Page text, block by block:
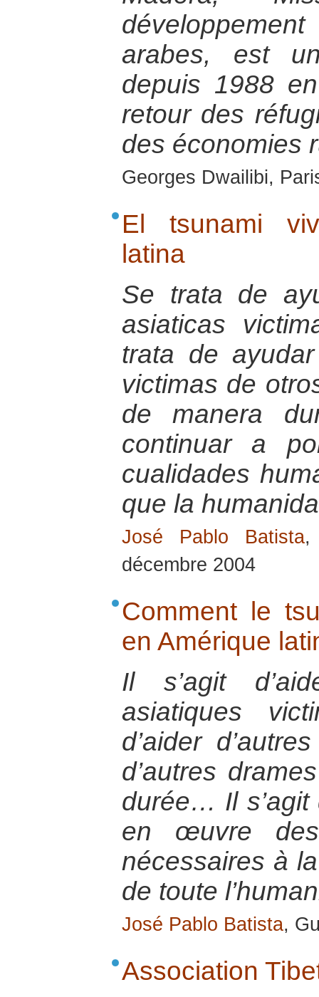
arabes, est
depuis 1988
retour des
des économies
Georges Dwailibi,
El tsunami
latina
Se trata de
asiaticas
trata de
victimas de
de manera
continuar a
cualidades
que la
José Pablo Batista,
décembre 2004
Comment le
en Amérique
Il s’agit
asiatiques
d’aider
d’autres
durée… Il s’agit
en œuvre des
nécessaires à
de toute
José Pablo Batista,
Association